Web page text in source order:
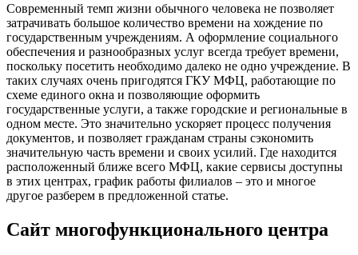
Современный темп жизни обычного человека не позволяет
затрачивать большое количество времени на хождение по
государственным учреждениям. А оформление социального
обеспечения и разнообразных услуг всегда требует времени,
поскольку посетить необходимо далеко не одно учреждение. В
таких случаях очень пригодятся ГКУ МФЦ, работающие по
схеме единого окна и позволяющие оформить
государственные услуги, а также городские и региональные в
одном месте. Это значительно ускоряет процесс получения
документов, и позволяет гражданам страны сэкономить
значительную часть времени и своих усилий. Где находится
расположенный ближе всего МФЦ, какие сервисы доступны
в этих центрах, график работы филиалов – это и многое
другое разберем в предложенной статье.
Сайт многофункционального центра